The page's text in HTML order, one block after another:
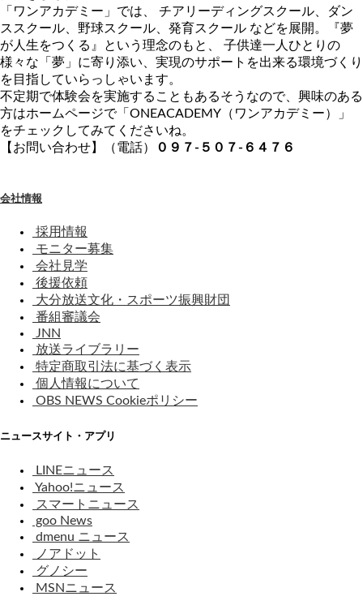
「ワンアカデミー」では、 チアリーディングスクール、ダン
ススクール、野球スクール、発育スクール などを展開。『夢
が人生をつくる』という理念のもと、 子供達一人ひとりの
様々な「夢」に寄り添い、実現のサポートを出来る環境づくり
を目指していらっしゃいます。
不定期で体験会を実施することもあるそうなので、興味のある
方はホームページで「ONEACADEMY（ワンアカデミー）」
をチェックしてみてくださいね。
【お問い合わせ】（電話）
０９７-５０７-６４７６
会社情報
採用情報
モニター募集
会社見学
後援依頼
大分放送文化・スポーツ振興財団
番組審議会
JNN
放送ライブラリー
特定商取引法に基づく表示
個人情報について
OBS NEWS Cookieポリシー
ニュースサイト・アプリ
LINEニュース
Yahoo!ニュース
スマートニュース
goo News
dmenu ニュース
ノアドット
グノシー
MSNニュース